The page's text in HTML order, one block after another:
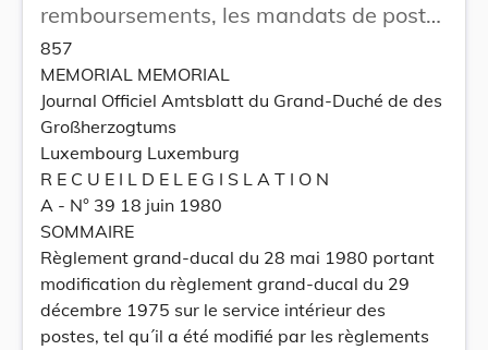
remboursements, les mandats de poste,
les mandats de versement, les
virements postaux, les chèques
d'assignation, les recouvrements, les
journaux-abonnements et les diverses
opérations accessoires du service
international, par application de la
Convention et des Arrangements signés
au Congrès postal universel de
857
MEMORIAL MEMORIAL
Journal Officiel Amtsblatt du Grand-Duché de des
Großherzogtums
Luxembourg Luxemburg
R E C U E I L D E L E G I S L A T I O N
A - N° 39 18 juin 1980
SOMMAIRE
Règlement grand-ducal du 28 mai 1980 portant
modification du règlement grand-ducal du 29
décembre 1975 sur le service intérieur des
postes, tel qu´il a été modifié par les règlements